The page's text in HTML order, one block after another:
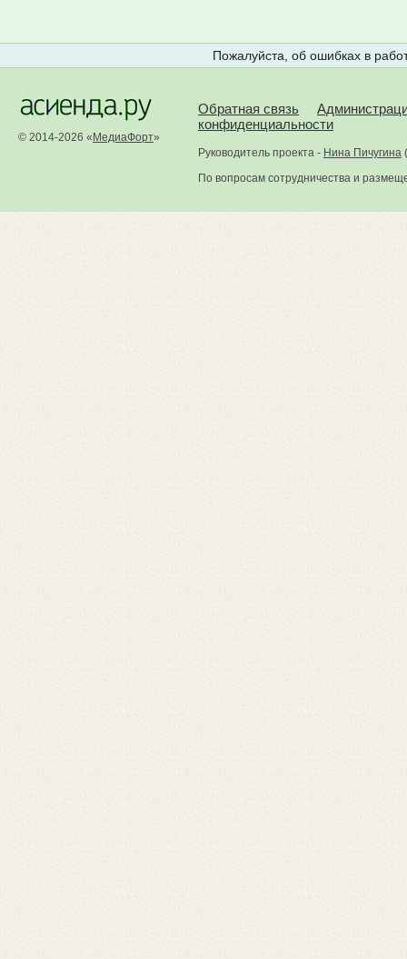
Пожалуйста, об ошибках в
© 2014-2026 « МедиаФорт»
Обратная связь
конфиденциальности
Руководитель проекта - Нина Пичугина (
По вопросам сотрудничества и